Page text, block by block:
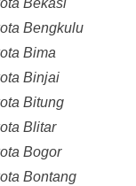
Bekasi
Bengkulu
Bima
Binjai
Bitung
Blitar
Bogor
Bontang